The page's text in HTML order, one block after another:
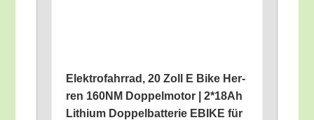
Elek­tro­fahr­rad, 20 Zoll E Bike Her­
ren 160NM Dop­pel­mo­tor | 2*18Ah
Lithi­um Dop­pel­bat­te­rie EBIKE für